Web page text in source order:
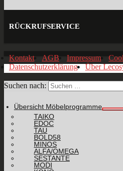
RÜCKRUFSERVICE
Kontakt AGB Impressum
Datenschutzerklärung
Über
Suchen nach:
Übersicht Möbelprogramme
TAIKO
EDOC
TAU
BOLD58
MINOS
ALFA/OMEGA
SESTANTE
MODI